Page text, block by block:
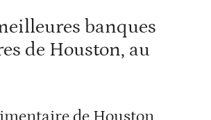
banques
de Houston, au
de Houston